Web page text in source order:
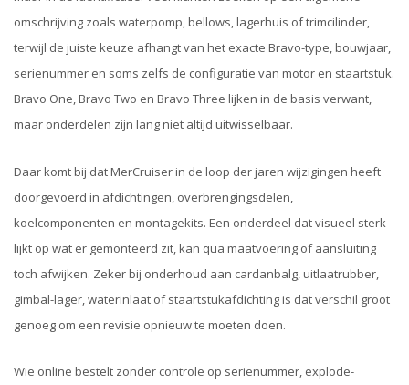
omschrijving zoals waterpomp, bellows, lagerhuis of trimcilinder,
terwijl de juiste keuze afhangt van het exacte Bravo-type, bouwjaar,
serienummer en soms zelfs de configuratie van motor en staartstuk.
Bravo One, Bravo Two en Bravo Three lijken in de basis verwant,
maar onderdelen zijn lang niet altijd uitwisselbaar.
Daar komt bij dat MerCruiser in de loop der jaren wijzigingen heeft
doorgevoerd in afdichtingen, overbrengingsdelen,
koelcomponenten en montagekits. Een onderdeel dat visueel sterk
lijkt op wat er gemonteerd zit, kan qua maatvoering of aansluiting
toch afwijken. Zeker bij onderhoud aan cardanbalg, uitlaatrubber,
gimbal-lager, waterinlaat of staartstukafdichting is dat verschil groot
genoeg om een revisie opnieuw te moeten doen.
Wie online bestelt zonder controle op serienummer, explode-